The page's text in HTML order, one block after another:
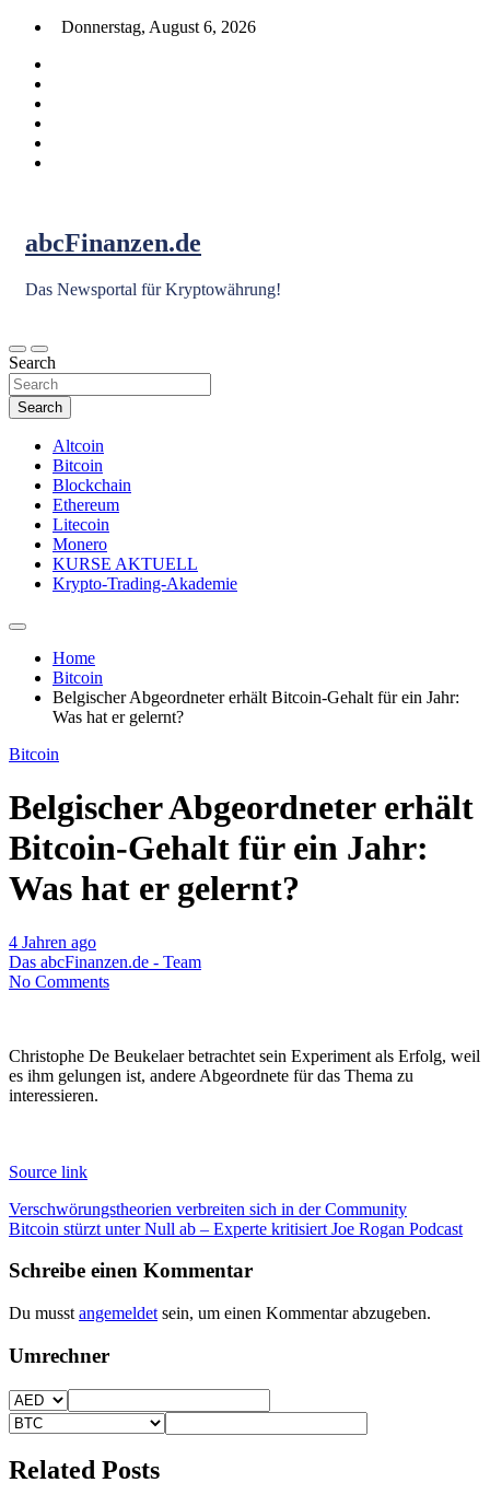
Skip
content
Donnerstag, August 6, 2026
abcFinanzen.de
Das Newsportal für Kryptowährung!
Search
Search
Altcoin
Bitcoin
Blockchain
Ethereum
Litecoin
Monero
KURSE AKTUELL
Krypto-Trading-Akademie
Home
Bitcoin
Belgischer Abgeordneter erhält Bitcoin-Gehalt für ein Jahr:
Was hat er gelernt?
Bitcoin
Belgischer Abgeordneter erhält
Bitcoin-Gehalt für ein Jahr:
Was hat er gelernt?
4 Jahren ago
Das abcFinanzen.de - Team
No Comments
Christophe De Beukelaer betrachtet sein Experiment als Erfolg, weil
es ihm gelungen ist, andere Abgeordnete für das Thema zu
interessieren.
Source link
Beitragsnavigation
Verschwörungstheorien verbreiten sich in der Community
Bitcoin stürzt unter Null ab – Experte kritisiert Joe Rogan Podcast
Schreibe einen Kommentar
Du musst angemeldet sein, um einen Kommentar abzugeben.
Umrechner
Related Posts